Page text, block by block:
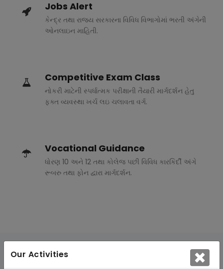
Our Activities
Jobs Alert
કેન્દ્ર તથા રાજ્ય સરકારના વિવિધ વિભાગોમાં ભરતી અંગેની
ઓનલાઇન માહિતી.
Competitive Exam Class
નોકરી માટેની સ્પર્ધાત્મક પરીક્ષાની તૈયારી માર્ગદર્શન હેતુ
ફક્ત વ્યવસ્થા ખર્ચ લઇ ચલાવતા વર્ગ.
Vocational Guidance
ધોરણ 10 અને 12 તથા કોલેજ પછી વિવિધ કારકિર્દી અંગે
રૂબરુ તથા ફોન દ્વારા માર્ગદર્શન.